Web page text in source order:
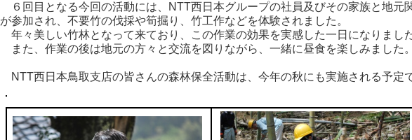
６回目となる今回の活動には、NTT西日本グループの社員及びその家族と地元
が参加され、不要竹の伐採や筍掘り、竹工作などを体験されました。
年々美しい竹林となって来ており、この作業の効果を実感した一日になりました
また、作業の後は地元の方々と交流を図りながら、一緒に昼食を楽しみました。
NTT西日本鳥取支店の皆さんの森林保全活動は、今年の秋にも実施される予定で